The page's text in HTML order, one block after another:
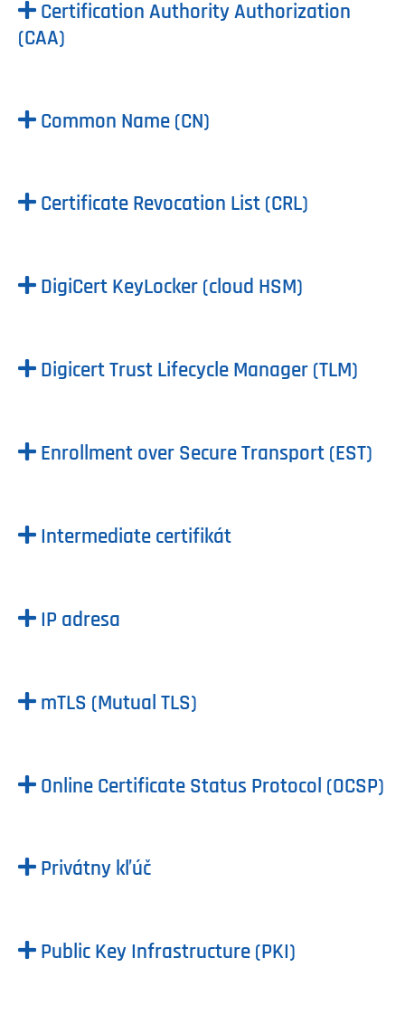
Certification Authority Authorization
(CAA)
Common Name (CN)
Certificate Revocation List (CRL)
DigiCert KeyLocker (cloud HSM)
Digicert Trust Lifecycle Manager (TLM)
Enrollment over Secure Transport (EST)
Intermediate certifikát
IP adresa
mTLS (Mutual TLS)
Online Certificate Status Protocol (OCSP)
Privátny kľúč
Public Key Infrastructure (PKI)